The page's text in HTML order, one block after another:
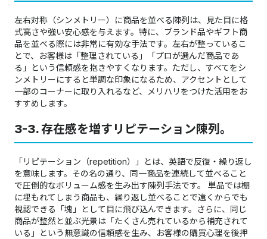
左右対称（シンメトリー）に商品を並べる陳列は、見た目に格
式高さや強い安心感を与えます。特に、ブランド品やギフト商
品を並べる際には非常に有効な手法です。左右が整っているこ
とで、お客様は「整理されている」「プロが選んだ商品であ
る」という信頼感を抱きやすくなります。ただし、すべてをシ
ンメトリーにすると単調な印象になるため、アクセントとして
一部のコーナーに取り入れるなど、メリハリをつけた活用をお
すすめします。
3-3. 存在感を増すリピテーション陳列。
「リピテーション（repetition）」とは、英語で反復・繰り返し
を意味します。その名の通り、同一商品を連続して並べること
で圧倒的なボリューム感を生み出す陳列手法です。 単品では棚
に埋もれてしまう商品も、繰り返し並べることで遠くからでも
視認できる「塊」として目に飛び込んできます。さらに、同じ
商品が整然と並ぶ光景は「たくさん売れているから補充されて
いる」という無意識の信頼感を生み、お客様の購買心理を後押